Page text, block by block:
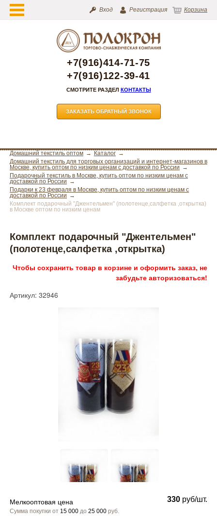
Вход Регистрация Корзина
+7(916)414-71-75
+7(916)122-39-41
СМОТРИТЕ РАЗДЕЛ КОНТАКТЫ
ЗАКАЗАТЬ ОБРАТНЫЙ ЗВОНОК
Домашний текстиль оптом
Каталог
Домашний текстиль для торговых организаций и интернет-магазинов в
Москве, купить оптом по низким ценам с доставкой по России
Подарочный текстиль в Москве, купить оптом по низким ценам с
доставкой по России
Подарки к 23 февраля в Москве, купить оптом по низким ценам с
доставкой по России
Комплект подарочный "Джентельмен" (полотенце,салфетка ,открытка)
в Москве оптом по низким ценам
Комплект подарочный "Джентельмен"
(полотенце,салфетка ,открытка)
Чтобы сохранить товар в корзине и оформить заказ, не
забудьте авторизоваться!
Артикул: 32946
Мелкооптовая цена
Сумма покупки от 15 000 до 25 000 руб.
330 руб/шт.